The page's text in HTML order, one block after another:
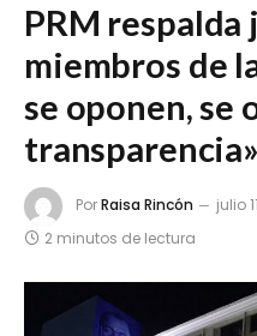
PRM
miembros de
se oponen, se
transparencia»
PorRaisa Rincón julio
2 minutos de lectura